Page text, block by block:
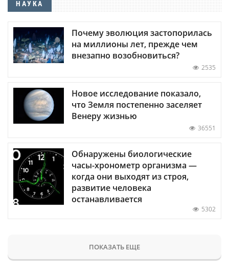
НАУКА
Почему эволюция застопорилась
на миллионы лет, прежде чем
внезапно возобновиться?
2535
Новое исследование показало,
что Земля постепенно заселяет
Венеру жизнью
36551
Обнаружены биологические
часы-хронометр организма —
когда они выходят из строя,
развитие человека
останавливается
5302
ПОКАЗАТЬ ЕЩЕ